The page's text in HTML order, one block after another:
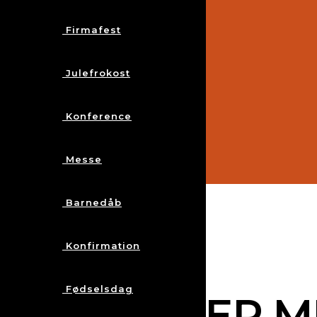
Firmafest
Julefrokost
Konference
Messe
Barnedåb
Konfirmation
Fødselsdag